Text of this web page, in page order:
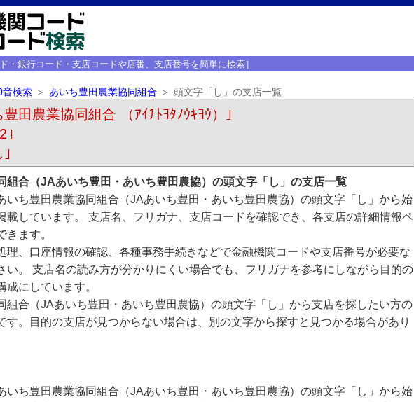
・銀行コード・支店コードや店番、支店番号を簡単に検索］
音検索 あいち豊田農業協同組合 頭文字「し」の支店一覧
田農業協同組合 （ｱｲﾁﾄﾖﾀﾉｳｷﾖｳ）｣
｣
組合（JAあいち豊田・あいち豊田農協）の頭文字「し」の支店一覧
いち豊田農業協同組合（JAあいち豊田・あいち豊田農協）の頭文字「し」から始
載しています。 支店名、フリガナ、支店コードを確認でき、各支店の詳細情報ペ
きます。
理、口座情報の確認、各種事務手続きなどで金融機関コードや支店番号が必要な
い。 支店名の読み方が分かりにくい場合でも、フリガナを参考にしながら目的の
にしています。
組合（JAあいち豊田・あいち豊田農協）の頭文字「し」から支店を探したい方の
す。目的の支店が見つからない場合は、別の文字から探すと見つかる場合があり
いち豊田農業協同組合（JAあいち豊田・あいち豊田農協）の頭文字「し」から始